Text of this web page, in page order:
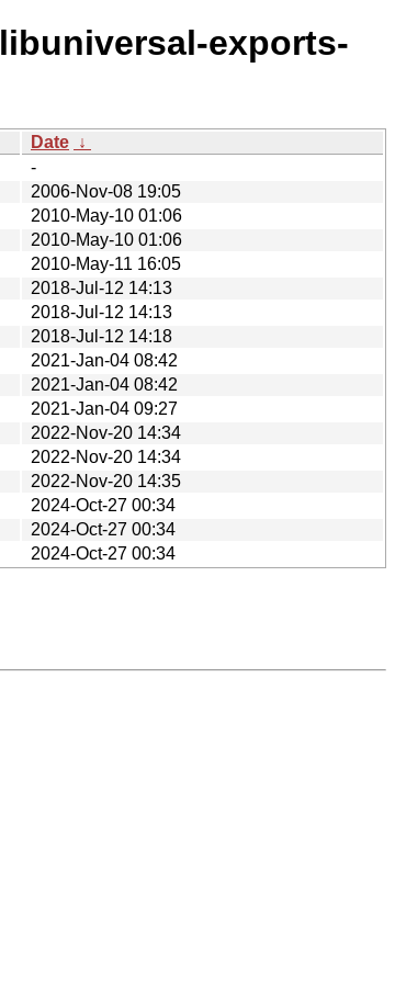
exports-
Date ↓
-
2006-Nov-08 19:05
2010-May-10 01:06
2010-May-10 01:06
2010-May-11 16:05
2018-Jul-12 14:13
2018-Jul-12 14:13
2018-Jul-12 14:18
2021-Jan-04 08:42
2021-Jan-04 08:42
2021-Jan-04 09:27
2022-Nov-20 14:34
2022-Nov-20 14:34
2022-Nov-20 14:35
2024-Oct-27 00:34
2024-Oct-27 00:34
2024-Oct-27 00:34